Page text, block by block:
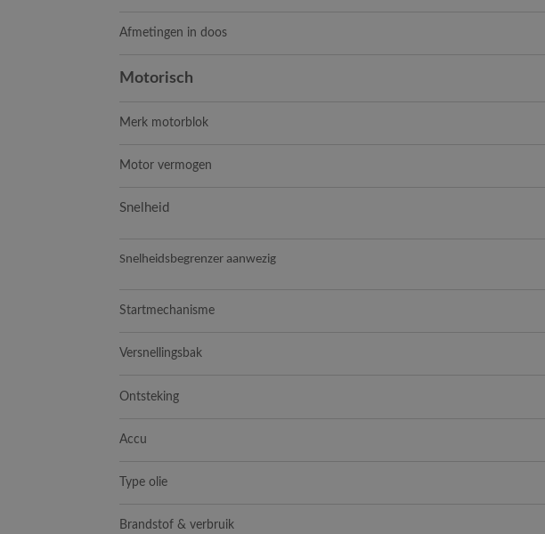
Afmetingen in doos
Motorisch
Merk motorblok
Motor vermogen
Snelheid
Snelheidsbegrenzer aanwezig
Startmechanisme
Versnellingsbak
Ontsteking
Accu
Type olie
Brandstof & verbruik